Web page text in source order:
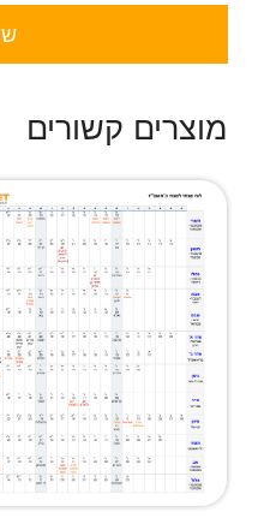
מוצרים קשורים